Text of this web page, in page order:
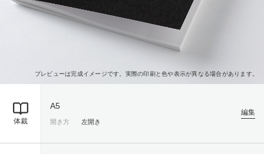
プレビューは完成イメージです。実際の印刷と色や表示が異なる場合があります。
体裁
A5
開き方 左開き
編集